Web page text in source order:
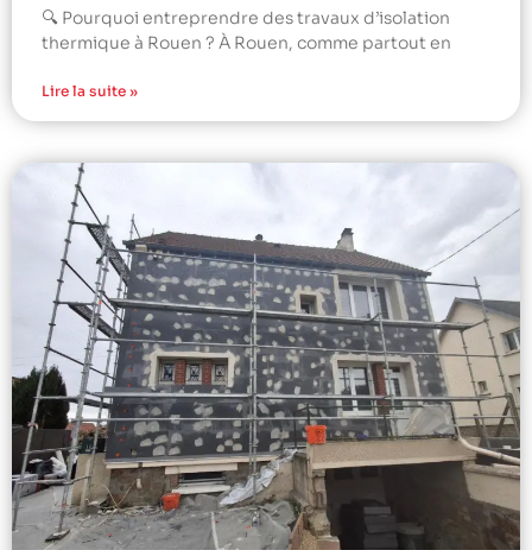
🔍 Pourquoi entreprendre des travaux d’isolation
thermique à Rouen ? À Rouen, comme partout en
Lire la suite »